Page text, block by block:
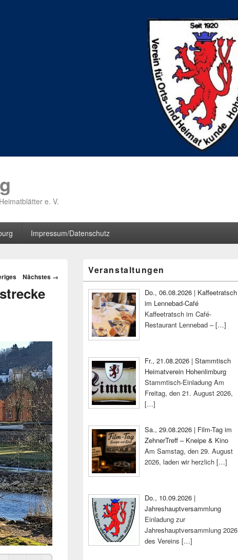
e. V.
Impressum/Datenschutz
Nächstes →
Seitenleisten-
Widgetbereich
Veranstaltungen
Do., 06.08.2026 | Kaffeetratsch
im Lennebad-Café
Kaffeetratsch im Café-
Restaurant Lennebad –[…]
Fr., 21.08.2026 | Stammtisch
Heimatverein Hohenlimburg
Stammtisch-Einladung Am
Freitag, den 21. August 2026,
[…]
Sa., 29.08.2026 | Film-Tag im
ZehnerTreff – Kneipe & Kino
Am Samstag, den 29. August
2026, laden wir herzlich […]
Do., 10.09.2026 |
Jahreshauptversammlung
Einladung zur
Jahreshauptversammlung 2026
des Vereins […]